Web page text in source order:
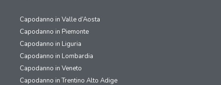
Capodanno in Valle d’Aosta
Capodanno in Piemonte
Capodanno in Liguria
Capodanno in Lombardia
Capodanno in Veneto
Capodanno in Trentino Alto Adige